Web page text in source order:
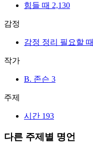
힘들 때 2,130
감정
감정 정리 필요할 때
작가
B. 존슨 3
주제
시간 193
다른 주제별 명언